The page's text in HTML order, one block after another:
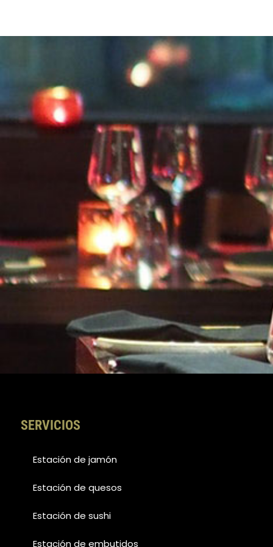
SERVICIOS
Estación de jamón
Estación de quesos
Estación de sushi
Estación de embutidos